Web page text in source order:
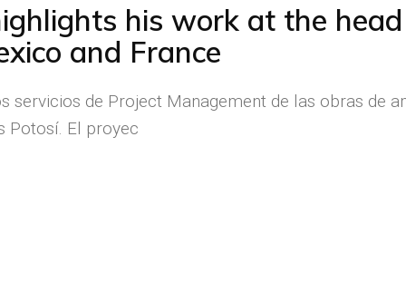
his work at the
and France
servicios de Project Management de las obras de
Potosí. El proyec